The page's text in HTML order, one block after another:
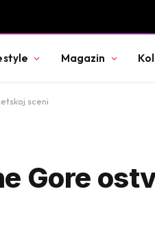
Magazin
sceni
Gore